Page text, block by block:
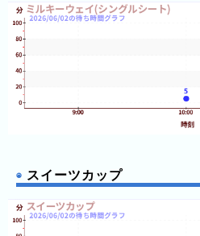
スイーツカップ